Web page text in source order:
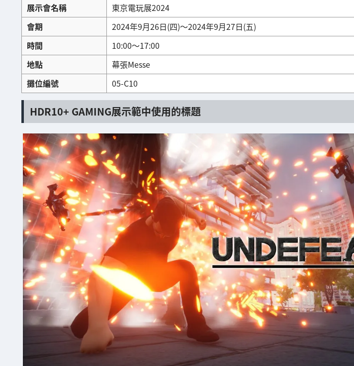
展示會名稱
東京電玩展2024
會期
2024年9月26日(四)～2024年9月27日(五)
時間
10:00～17:00
地點
幕張Messe
攤位編號
05-C10
HDR10+ GAMING展示範中使用的標題